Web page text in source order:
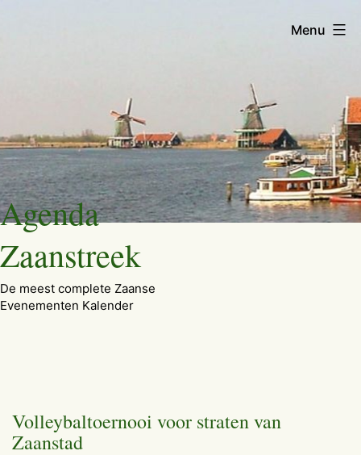
Ga
naar
de
inhoud
Agenda
Zaanstreek
De meest complete Zaanse
Evenementen Kalender
Menu
Volleybaltoernooi voor straten van
Zaanstad